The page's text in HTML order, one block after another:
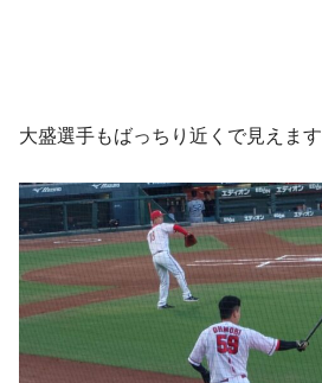
大盛選手もばっちり近くで見えます